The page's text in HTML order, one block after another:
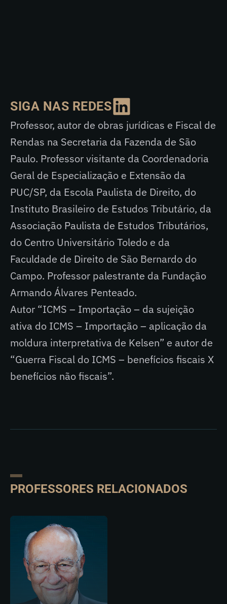
SIGA NAS REDES
Professor, autor de obras jurídicas e Fiscal de
Rendas na Secretaria da Fazenda de São
Paulo. Professor visitante da Coordenadoria
Geral de Especialização e Extensão da
PUC/SP, da Escola Paulista de Direito, do
Instituto Brasileiro de Estudos Tributário, da
Associação Paulista de Estudos Tributários,
do Centro Universitário Toledo e da
Faculdade de Direito de São Bernardo do
Campo. Professor palestrante da Fundação
Armando Álvares Penteado.
Autor “ICMS – Importação – da sujeição
ativa do ICMS – Importação – aplicação da
moldura interpretativa de Kelsen” e autor de
“Guerra Fiscal do ICMS – benefícios fiscais X
benefícios não fiscais”.
PROFESSORES RELACIONADOS